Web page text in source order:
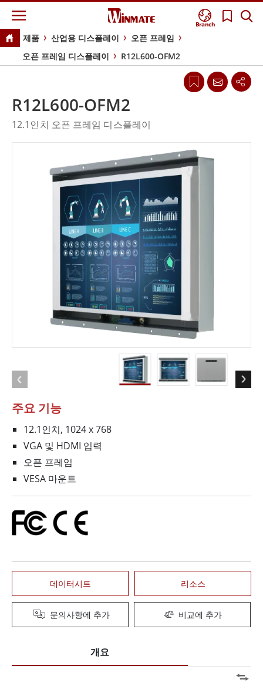
Branch
제품 산업용 디스플레이
오픈 프레임
오픈 프레임 디스플레이
R12L600-OFM2
주요 기능
12.1인치, 1024 x 768
VGA 및 HDMI 입력
오픈 프레임
VESA 마운트
데이터시트 리소스
문의사항에 추가 비교에 추가
R12L600-OFM2
12.1인치 오픈 프레임 디스플레이
개요